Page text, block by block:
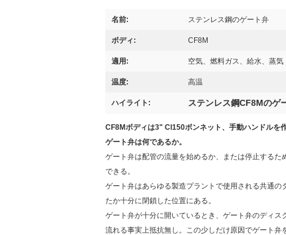
名前: ステンレス鋼のゲート弁
ボディ: CF8M
適用: 空気、燃料ガス、給水、蒸気
温度: 高温
ハイライト: ステンレス鋼CF8Mのゲ
CF8Mボディは3" Cl150ボンネット、手動ハンドルを
ゲート弁は何であるか。
ゲート弁は配管の流量を始めるか、または停止する
できる。
ゲート弁はあらゆる製造プラントで使用される共通
たか十分に閉鎖した位置にある。
ゲート弁が十分に開いているとき、ゲート弁のディス
流れる事実上抵抗無し。この少しだけ原因でゲート弁